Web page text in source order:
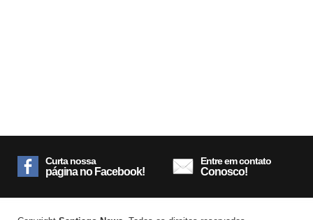
Curta nossa
página no Facebook!
Entre em contato
Conosco!